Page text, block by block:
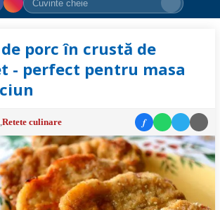
porc în crustă de
- perfect pentru masa
,Retete culinare f